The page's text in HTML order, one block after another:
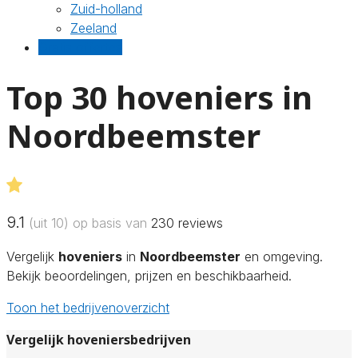
Zuid-holland
Zeeland
Top 30 hoveniers in
Noordbeemster
9.1 (uit 10) op basis van 230 reviews
Vergelijk hoveniers in Noordbeemster en omgeving.
Bekijk beoordelingen, prijzen en beschikbaarheid.
Toon het bedrijvenoverzicht
Vergelijk hoveniersbedrijven